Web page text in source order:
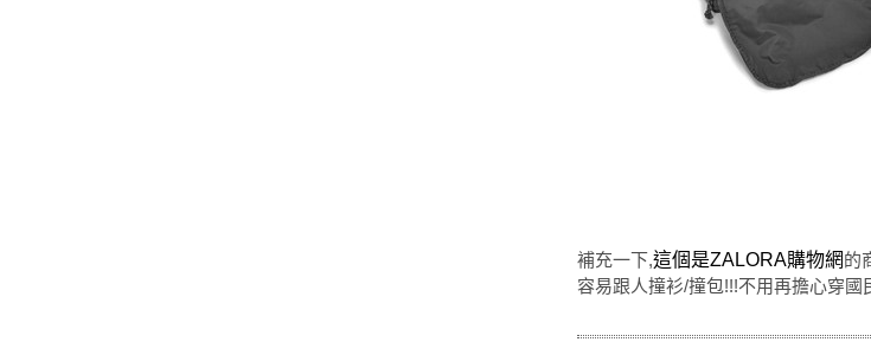
補充一下,這個是ZALORA購物網的
容易跟人撞衫/撞包!!!不用再擔心穿